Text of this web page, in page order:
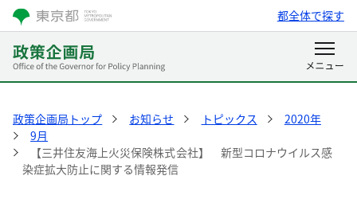
都全体で探す
政策企画局トップ お知らせ トピックス
2020年
9月
【三井住友海上火災保険株式会社】 新型コロナウイルス感
染症拡大防止に関する情報発信